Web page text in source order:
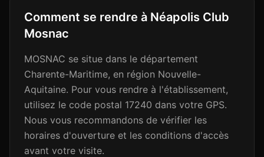
Comment se rendre à Néapolis Club
Mosnac
MOSNAC se situe dans le département
Charente-Maritime, en région Nouvelle-
Aquitaine. Pour vous rendre à l'établissement,
utilisez le code postal 17240 dans votre GPS.
Nous vous recommandons de vérifier les
horaires d'ouverture et les conditions d'accès
avant votre visite.